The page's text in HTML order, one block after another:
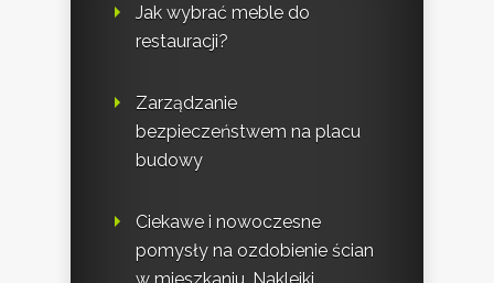
Jak wybrać meble do
restauracji?
Zarządzanie
bezpieczeństwem na placu
budowy
Ciekawe i nowoczesne
pomysły na ozdobienie ścian